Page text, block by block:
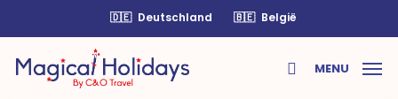
main
content
🇩🇪 Deutschland 🇧🇪 België
search
MENU